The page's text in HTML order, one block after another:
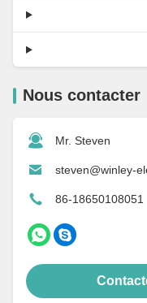
Nous contacter
Mr. Steven
steven@winley-
86-18650108051